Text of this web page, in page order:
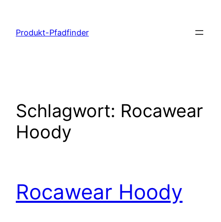
springen
Produkt-Pfadfinder
Schlagwort: Rocawear
Hoody
Rocawear Hoody